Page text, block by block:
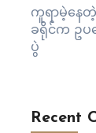
ကူရာမဲ့နေ
ခရိုင်က ဥပ
ပွဲ
Recent